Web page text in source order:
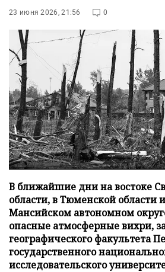
23 июня 2026, 21:56 0
В ближайшие дни на востоке
области, в Тюменской области
Мансийском автономном
опасные атмосферные вихри,
географического факультета
государственного
исследовательского